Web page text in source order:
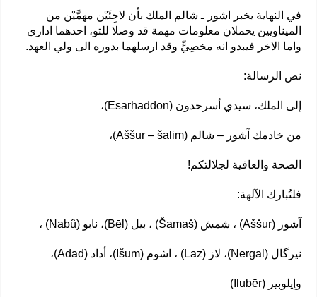
في النهاية يخبر اشور ـ شالم الملك بأن لاجِئَيْن مهمَّيْن من
الميناويين يحملان معلومات مهمة قد وصلا للتو، احدهما اداري
واما الاخر فيبدو انه مخصِيٍّ وقد ارسلهما بدوره الى ولي العهد.
نص الرسالة:
إلى الملك، سيدي أسرحدون (Esarhaddon)،
من خادمك آشور – شالم (Aššur – šalim)،
الصحة والعافية لجلالتكم!
فلتُبارك الآلهة:
آشور (Aššur) ، شمش (Šamaš) ، بيل (Bēl)، نابو (Nabû) ،
نيرگال (Nergal)، لاز (Laz) ، اشوم (Išum)، أداد (Adad)،
وإيلوبير (Ilubēr)